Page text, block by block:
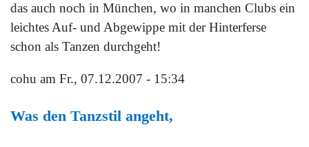
das auch noch in München, wo in manchen Clubs ein
leichtes Auf- und Abgewippe mit der Hinterferse
schon als Tanzen durchgeht!
cohu am Fr., 07.12.2007 - 15:34
Was den Tanzstil angeht,